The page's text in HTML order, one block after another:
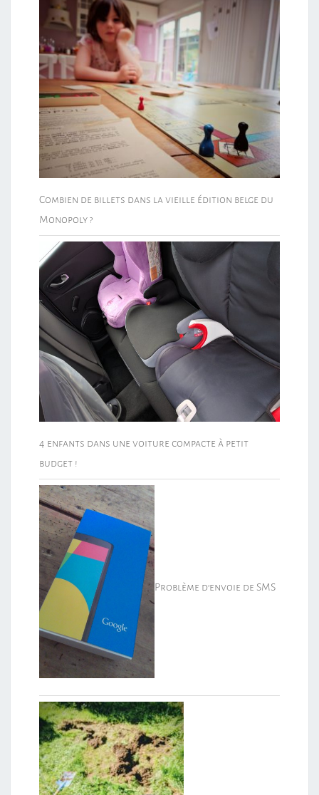
Combien de billets dans la vieille édition belge du
Monopoly ?
4 enfants dans une voiture compacte à petit
budget !
Problème d’envoie de SMS